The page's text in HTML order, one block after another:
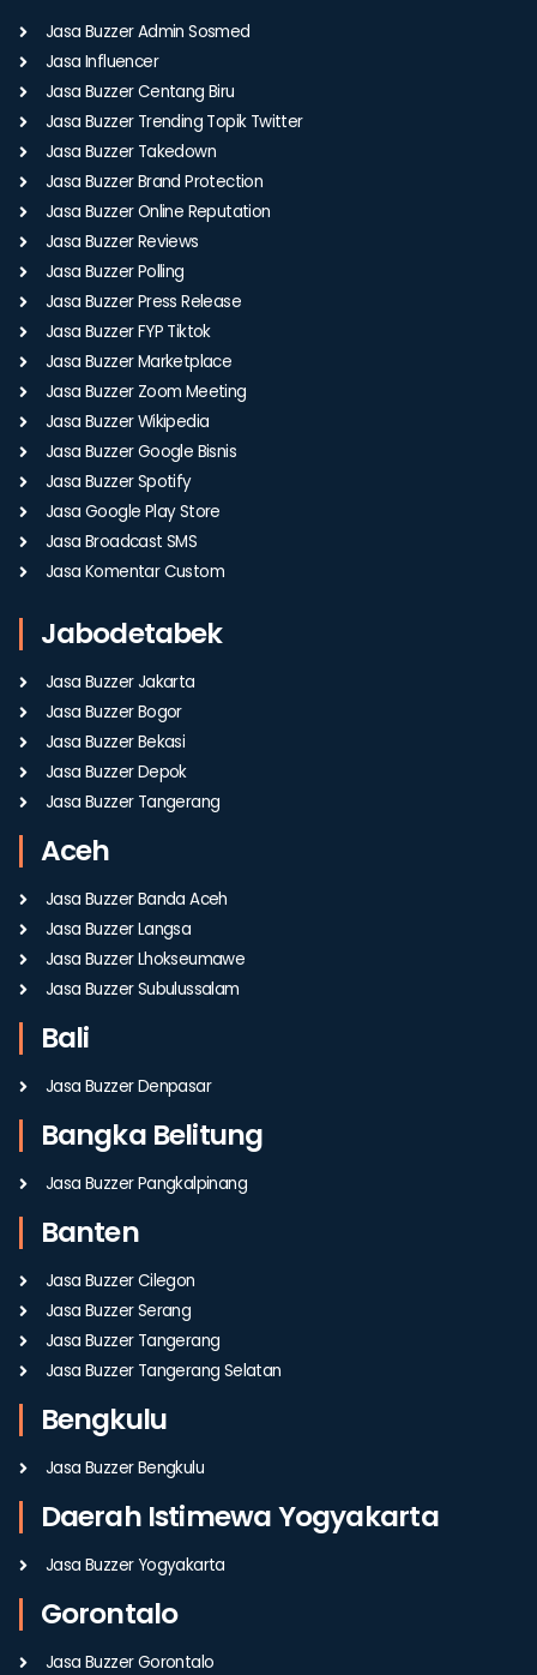
Jasa Buzzer Admin Sosmed
Jasa Influencer
Jasa Buzzer Centang Biru
Jasa Buzzer Trending Topik Twitter
Jasa Buzzer Takedown
Jasa Buzzer Brand Protection
Jasa Buzzer Online Reputation
Jasa Buzzer Reviews
Jasa Buzzer Polling
Jasa Buzzer Press Release
Jasa Buzzer FYP Tiktok
Jasa Buzzer Marketplace
Jasa Buzzer Zoom Meeting
Jasa Buzzer Wikipedia
Jasa Buzzer Google Bisnis
Jasa Buzzer Spotify
Jasa Google Play Store
Jasa Broadcast SMS
Jasa Komentar Custom
Jabodetabek
Jasa Buzzer Jakarta
Jasa Buzzer Bogor
Jasa Buzzer Bekasi
Jasa Buzzer Depok
Jasa Buzzer Tangerang
Aceh
Jasa Buzzer Banda Aceh
Jasa Buzzer Langsa
Jasa Buzzer Lhokseumawe
Jasa Buzzer Subulussalam
Bali
Jasa Buzzer Denpasar
Bangka Belitung
Jasa Buzzer Pangkalpinang
Banten
Jasa Buzzer Cilegon
Jasa Buzzer Serang
Jasa Buzzer Tangerang
Jasa Buzzer Tangerang Selatan
Bengkulu
Jasa Buzzer Bengkulu
Daerah Istimewa Yogyakarta
Jasa Buzzer Yogyakarta
Gorontalo
Jasa Buzzer Gorontalo